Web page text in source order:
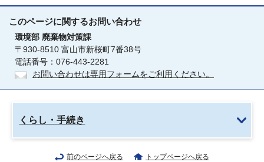
このページに関するお問い合わせ
環境部 廃棄物対策課
〒930-8510 富山市新桜町7番38号
電話番号：076-443-2281
お問い合わせは専用フォームをご利用ください。
くらし・手続き
前のページへ戻る トップページへ戻る